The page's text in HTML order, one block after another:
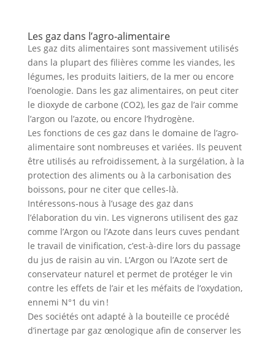
Les gaz dans l’agro-alimentaire
Les gaz dits alimentaires sont massivement utilisés
dans la plupart des filières comme les viandes, les
légumes, les produits laitiers, de la mer ou encore
l’oenologie. Dans les gaz alimentaires, on peut citer
le dioxyde de carbone (CO2), les gaz de l’air comme
l’argon ou l’azote, ou encore l’hydrogène.
Les fonctions de ces gaz dans le domaine de l’agro-
alimentaire sont nombreuses et variées. Ils peuvent
être utilisés au refroidissement, à la surgélation, à la
protection des aliments ou à la carbonisation des
boissons, pour ne citer que celles-là.
Intéressons-nous à l’usage des gaz dans
l’élaboration du vin. Les vignerons utilisent des gaz
comme l’Argon ou l’Azote dans leurs cuves pendant
le travail de vinification, c’est-à-dire lors du passage
du jus de raisin au vin. L’Argon ou l’Azote sert de
conservateur naturel et permet de protéger le vin
contre les effets de l’airet les méfaits de l’oxydation,
ennemi N°1 du vin !
Des sociétés ont adapté à la bouteille ce procédé
d’inertage par gaz œnologique afin de conserver les